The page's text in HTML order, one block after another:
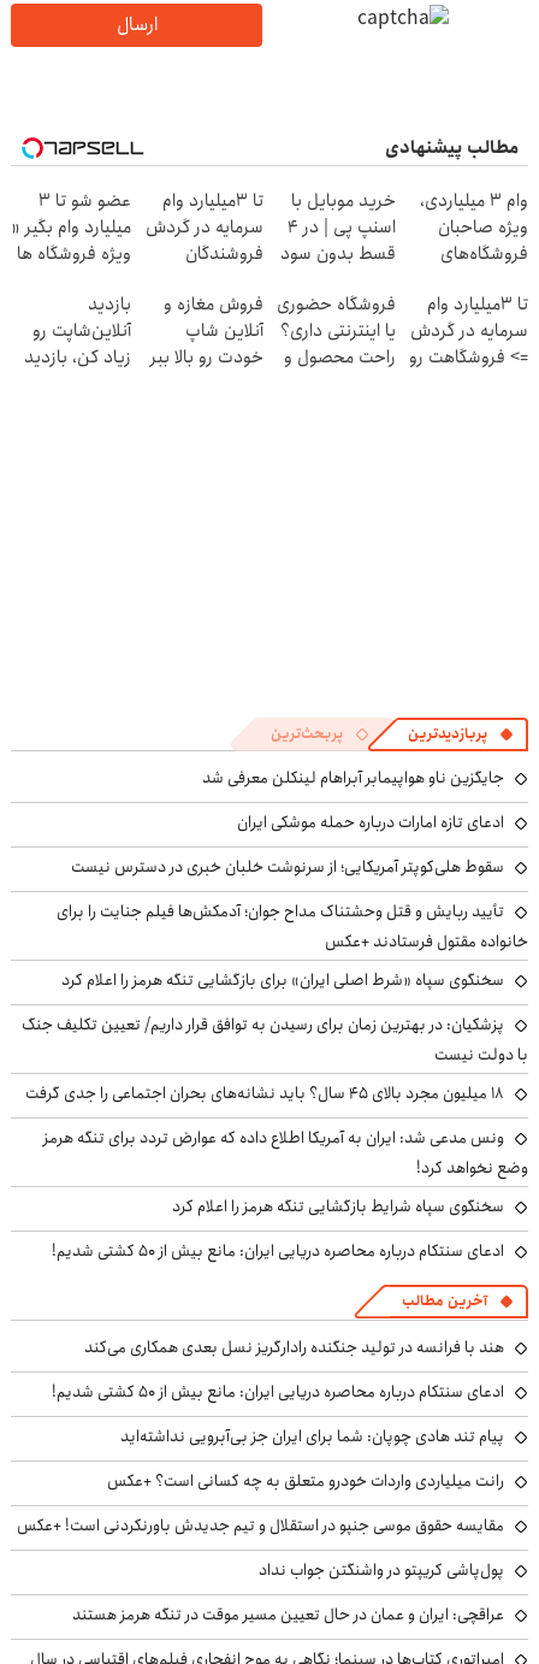
ارسال
مطالب پیشنهادی
وام ۳ میلیاردی،
ویژه صاحبان
فروشگاه‌های
خرید موبایل با
اسنپ پی | در ۴
قسط بدون سود
تا 3میلیارد وام
سرمایه در گردش
فروشندگان
عضو شو تا 3
میلیارد وام بگیر «
ویژه فروشگاه ها
تا 3میلیارد وام
سرمایه در گردش
=> فروشگاهت رو
فروشگاه حضوری
یا اینترنتی داری؟
راحت محصول و
فروش مغازه و
آنلاین شاپ
خودت رو بالا ببر
بازدید
آنلاین‌شاپت رو
زیاد کن، بازدید
پربازدیدترین پربحث‌ترین
جایگزین ناو هواپیمابر آبراهام لینکلن معرفی شد
ادعای تازه امارات درباره حمله موشکی ایران
سقوط هلی‌کوپتر آمریکایی؛ از سرنوشت خلبان خبری در دسترس نیست
تأیید ربایش و قتل وحشتناک مداح جوان؛ آدمکش‌ها فیلم جنایت را برای
خانواده مقتول فرستادند +عکس
سخنگوی سپاه «شرط اصلی ایران» برای بازگشایی تنگه هرمز را اعلام کرد
پزشکیان‌: در بهترین زمان برای رسیدن به توافق قرار داریم/ تعیین تکلیف جنگ
با دولت نیست
۱۸ میلیون مجرد بالای ۴۵ سال؟ باید نشانه‌های بحران اجتماعی را جدی گرفت
ونس مدعی شد: ایران به آمریکا اطلاع داده که عوارض تردد برای تنگه هرمز
وضع نخواهد کرد!
سخنگوی سپاه شرایط بازگشایی تنگه هرمز را اعلام کرد
ادعای سنتکام درباره محاصره دریایی ایران: مانع بیش از ۵۰ کشتی شدیم!
آخرین مطالب
هند با فرانسه در تولید جنگنده رادارگریز نسل بعدی همکاری می‌کند
ادعای سنتکام درباره محاصره دریایی ایران: مانع بیش از ۵۰ کشتی شدیم!
پیام تند هادی چوپان: شما برای ایران جز بی‌آبرویی نداشته‌اید
رانت میلیاردی واردات خودرو متعلق به چه کسانی است؟ +عکس
مقایسه حقوق موسی جنپو در استقلال و تیم جدیدش باورنکردنی است! +عکس
پول‌پاشی کریپتو در واشنگتن جواب نداد
عراقچی: ایران و عمان در حال تعیین مسیر موقت در تنگه هرمز هستند